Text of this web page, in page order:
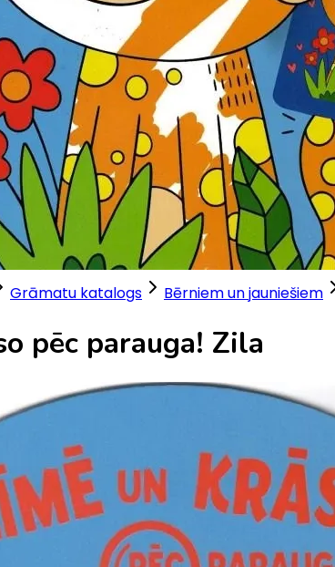
Grāmatu katalogs Bērniem un jauniešiem
pēc parauga! Zila